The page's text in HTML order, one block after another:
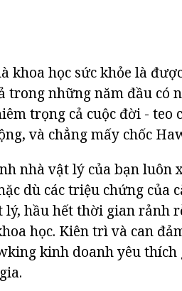
khoa học sức khỏe là
trong những năm đầu có
trọng cả cuộc đời - teo
và chẳng mấy chốc
nhà vật lý của bạn
dù các triệu chứng của
lý, hầu hết thời gian rảnh
học. Kiên trì và can
kinh doanh yêu